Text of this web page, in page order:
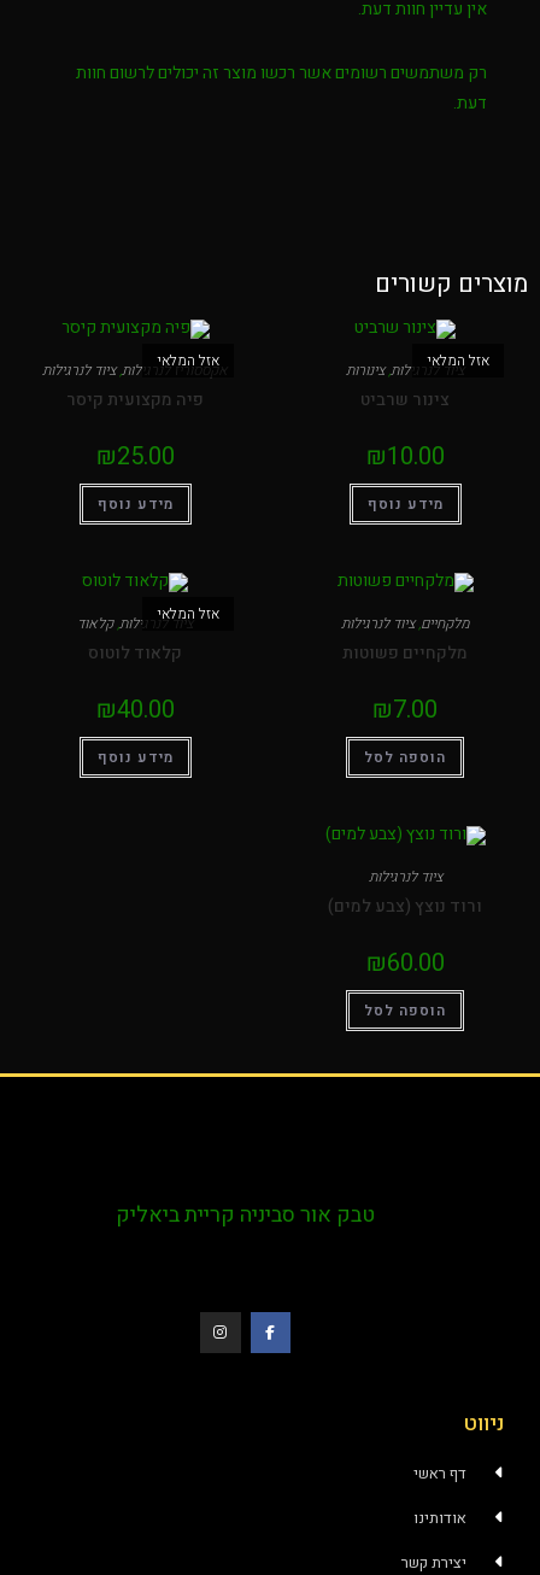
אין עדיין חוות דעת.
רק משתמשים רשומים אשר רכשו מוצר זה יכולים לרשום חוות
דעת.
מוצרים קשורים
אזל המלאי
ציוד לנרגילות,צינורות
צינור שרביט
₪10.00
מידע נוסף
אזל המלאי
אקססוריז לנרגילות,ציוד לנרגילות
פיה מקצועית קיסר
₪25.00
מידע נוסף
מלקחיים,ציוד לנרגילות
מלקחיים פשוטות
₪7.00
הוספה לסל
אזל המלאי
ציוד לנרגילות,קלאוד
קלאוד לוטוס
₪40.00
מידע נוסף
ציוד לנרגילות
ורוד נוצץ (צבע למים)
₪60.00
הוספה לסל
טבק אור סביניה קריית ביאליק
ניווט
דף ראשי
אודותינו
יצירת קשר